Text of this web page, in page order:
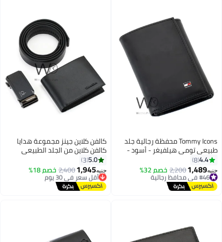
Tommy Icons محفظة رجالية جلد
تومي هيلفيغر - أسود -
الطي (تراي فولد) نحيفة4.4
8
1,489
2,200خصم 32% #46 في محافظ رجالية
توصيل مجاني
#46 في محافظ رجالية
كالفن كلاين جينز مجموعة هدايا
كالفن كلاين من الجلد الطبيعي
باللون الأسود وحزام Ck
5.0
3
1,945
2,400خصم 18% أقل سعر في 30 يوم
توصيل مجاني
أقل سعر في 30 يوم